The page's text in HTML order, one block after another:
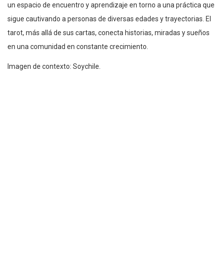
un espacio de encuentro y aprendizaje en torno a una práctica que
sigue cautivando a personas de diversas edades y trayectorias. El
tarot, más allá de sus cartas, conecta historias, miradas y sueños
en una comunidad en constante crecimiento.
Imagen de contexto: Soychile.